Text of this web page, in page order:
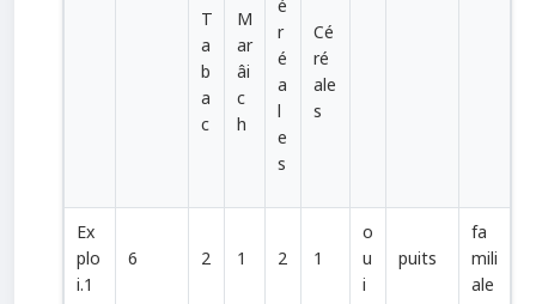
T
a
b
a
c
M
ar
âi
c
h
é
r
é
a
l
e
s
Cé
ré
ale
s
Ex
plo
i.1
6 2 1 2 1
o
u
i
puits
fa
mili
ale